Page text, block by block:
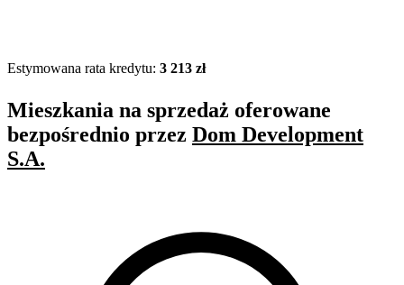
Estymowana rata kredytu: 3 213 zł
Mieszkania na sprzedaż oferowane
bezpośrednio przez Dom Development
S.A.